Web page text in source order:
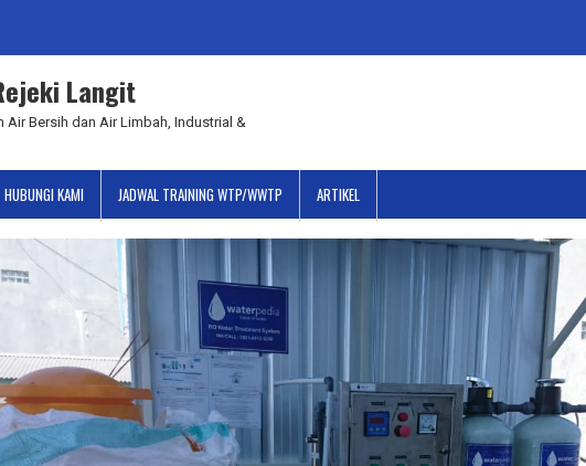
Langit
Air Bersih dan Air Limbah, Industrial &
HUBUNGI KAMI JADWAL TRAINING WTP/WWTP ARTIKEL